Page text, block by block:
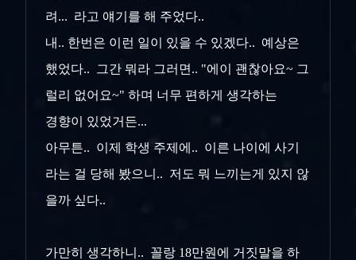
려... 라고 얘기를 해 주었다..
내.. 한번은 이런 일이 있을 수 있겠다.. 예상은
했었다.. 그간 뭐라 그러면.. "에이 괜찮아요~ 그
럴리 없어요~" 하며 너무 편하게 생각하는
경향이 있었거든...
아무튼.. 이제 학생 주제에.. 이른 나이에 사기
라는 걸 당해 봤으니.. 저도 뭐 느끼는게 있지 않
을까 싶다..
가만히 생각하니.. 꼴랑 18만원에 거짓말을 하